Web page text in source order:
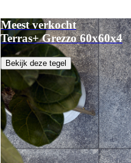
Meest verkocht
Terras+ Grezzo 60x60x4
Bekijk deze tegel